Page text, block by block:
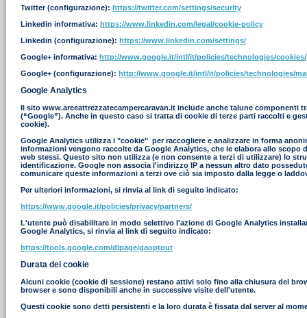
Twitter (configurazione): https://twitter.com/settings/security
Linkedin informativa: https://www.linkedin.com/legal/cookie-policy
Linkedin (configurazione): https://www.linkedin.com/settings/
Google+ informativa: http://www.google.it/intl/it/policies/technologies/cookies/
Google+ (configurazione): http://www.google.it/intl/it/policies/technologies/
Google Analytics
Il sito www.areeattrezzatecampercaravan.it include anche talune
(“Google”). Anche in questo caso si tratta di cookie di terze parti raccolti e
cookie).
Google Analytics utilizza i "cookie" per raccogliere e analizzare in forma
informazioni vengono raccolte da Google Analytics, che le elabora allo
web stessi. Questo sito non utilizza (e non consente a terzi di utilizzare) lo
identificazione. Google non associa l'indirizzo IP a nessun altro dato
comunicare queste informazioni a terzi ove ciò sia imposto dalla legge o
Per ulteriori informazioni, si rinvia al link di seguito indicato:
https://www.google.it/policies/privacy/partners/
L'utente può disabilitare in modo selettivo l'azione di Google Analytics
Google Analytics, si rinvia al link di seguito indicato:
https://tools.google.com/dlpage/gaoptout
Durata dei cookie
Alcuni cookie (cookie di sessione) restano attivi solo fino alla chiusura del
browser e sono disponibili anche in successive visite dell'utente.
Questi cookie sono detti persistenti e la loro durata è fissata dal server al